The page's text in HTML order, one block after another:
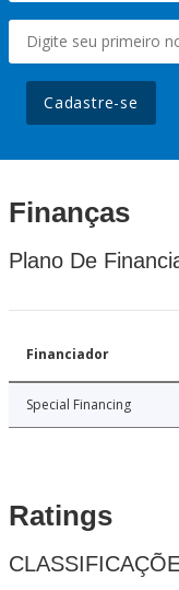
Cadastre-se
Finanças
Plano De
Financiador
Special Financing
Ratings